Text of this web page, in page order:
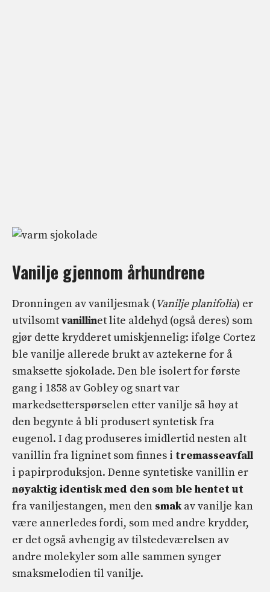
Vanilje gjennom århundrene
Dronningen av vaniljesmak (Vanilje planifolia) er
utvilsomtvanillinet lite aldehyd (også deres) som
gjør dette krydderet umiskjennelig: ifølge Cortez
ble vanilje allerede brukt av aztekerne for å
smaksette sjokolade. Den ble isolert for første
gang i 1858 av Gobley og snart var
markedsetterspørselen etter vanilje så høy at
den begynte å bli produsert syntetisk fra
eugenol. I dag produseres imidlertid nesten alt
vanillin fra ligninet som finnes i tremasseavfall
i papirproduksjon. Denne syntetiske vanillin er
nøyaktig identisk med den som ble hentet ut
fra vaniljestangen, men den smakav vanilje kan
være annerledes fordi, som med andre krydder,
er det også avhengig av tilstedeværelsen av
andre molekyler som alle sammen synger
smaksmelodien til vanilje.